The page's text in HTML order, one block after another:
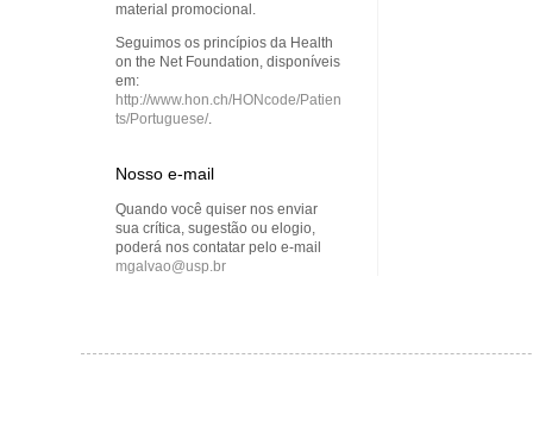
material promocional.
Seguimos os princípios da Health
on the Net Foundation, disponíveis
em:
http://www.hon.ch/HONcode/Patien
ts/Portuguese/.
Nosso e-mail
Quando você quiser nos enviar
sua crítica, sugestão ou elogio,
poderá nos contatar pelo e-mail
mgalvao@usp.br